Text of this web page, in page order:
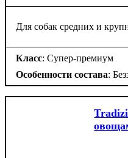
Для собак средних и
Класс: Супер-премиум
Особенности состава: